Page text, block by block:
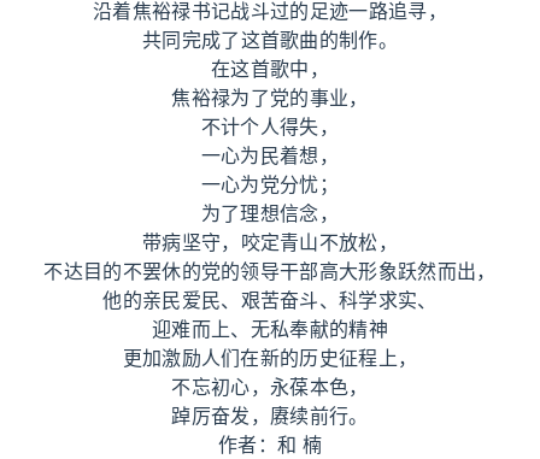
沿着焦裕禄书记战斗过的足迹一路追寻，
共同完成了这首歌曲的制作。
在这首歌中，
焦裕禄为了党的事业，
不计个人得失，
一心为民着想，
一心为党分忧；
为了理想信念，
带病坚守，咬定青山不放松，
不达目的不罢休的党的领导干部高大形象跃然而出，
他的亲民爱民、艰苦奋斗、科学求实、
迎难而上、无私奉献的精神
更加激励人们在新的历史征程上，
不忘初心，永葆本色，
踔厉奋发，赓续前行。
作者：和 楠